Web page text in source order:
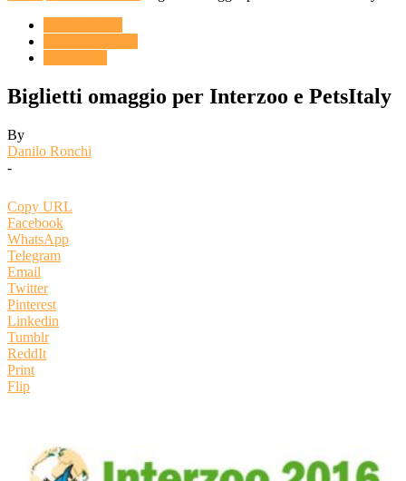
Biglietti omaggio per Interzoo e PetsItaly
By
Danilo Ronchi
-
Copy URL
Facebook
WhatsApp
Telegram
Email
Twitter
Pinterest
Linkedin
Tumblr
ReddIt
Print
Flip